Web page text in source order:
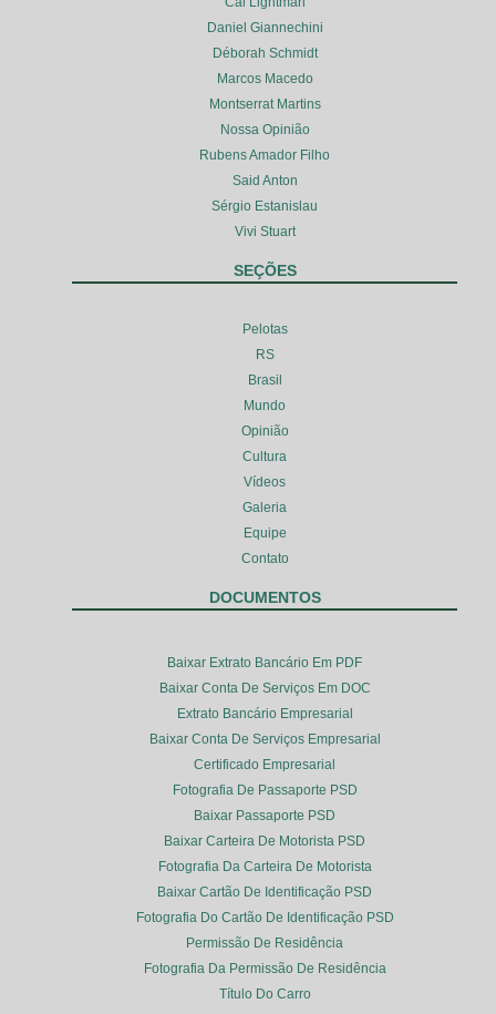
Daniel Giannechini
Déborah Schmidt
Marcos Macedo
Montserrat Martins
Nossa Opinião
Rubens Amador Filho
Said Anton
Sérgio Estanislau
Vivi Stuart
SEÇÕES
Pelotas
RS
Brasil
Mundo
Opinião
Cultura
Vídeos
Galeria
Equipe
Contato
DOCUMENTOS
Baixar Extrato Bancário Em PDF
Baixar Conta De Serviços Em DOC
Extrato Bancário Empresarial
Baixar Conta De Serviços Empresarial
Certificado Empresarial
Fotografia De Passaporte PSD
Baixar Passaporte PSD
Baixar Carteira De Motorista PSD
Fotografia Da Carteira De Motorista
Baixar Cartão De Identificação PSD
Fotografia Do Cartão De Identificação PSD
Permissão De Residência
Fotografia Da Permissão De Residência
Título Do Carro